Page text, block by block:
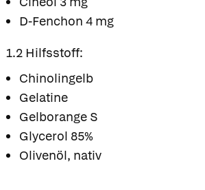
D-Fenchon 4 mg
1.2 Hilfsstoff:
Chinolingelb
Gelatine
Gelborange S
Glycerol 85%
Olivenöl, nativ